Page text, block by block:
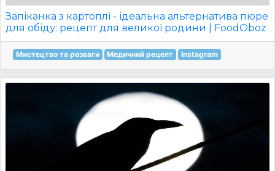
Запіканка з картоплі - ідеальна альтернатива пюре
для обіду: рецепт для великої родини | FoodOboz
Мистецтво та розваги Медичний рецепт Instagram